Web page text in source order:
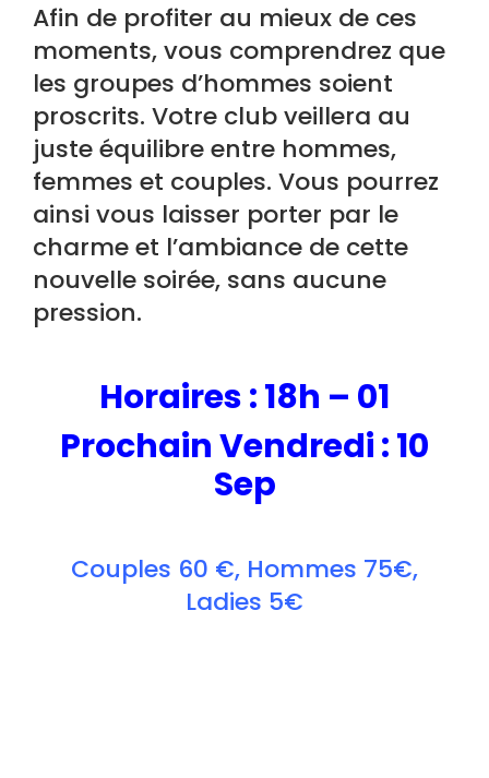
Afin de profiter au mieux de ces
moments, vous comprendrez que
les groupes d’hommes soient
proscrits. Votre club veillera au
juste équilibre entre hommes,
femmes et couples. Vous pourrez
ainsi vous laisser porter par le
charme et l’ambiance de cette
nouvelle soirée, sans aucune
pression.
Horaires : 18h – 01
Prochain Vendredi : 10
Sep
Couples 60 €, Hommes 75€,
Ladies 5€